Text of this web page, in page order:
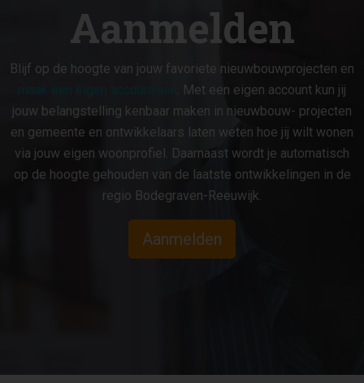
Aanmelden
Blijf op de hoogte van jouw favoriete nieuwbouwprojecten en
. Met een eigen account kun jij
jouw belangstelling kenbaar maken in nieuwbouw- projecten
en gemeente en ontwikkelaars laten weten hoe jij wilt wonen
via jouw eigen woonprofiel. Daarnaast wordt je automatisch
op de hoogte gehouden van de laatste ontwikkelingen in de
regio Bodegraven-Reeuwijk.
Aanmelden